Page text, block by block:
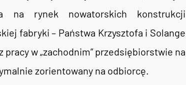
na rynek nowatorskich konstrukcji
fabryki – Państwa Krzysztofa i Solange
w „zachodnim” przedsiębiorstwie na
zorientowany na odbiorcę.